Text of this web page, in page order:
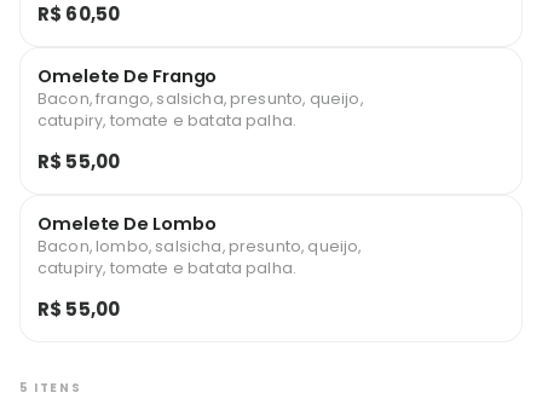
R$ 60,50
Omelete De Frango
Bacon, frango, salsicha, presunto, queijo,
catupiry, tomate e batata palha.
R$ 55,00
Omelete De Lombo
Bacon, lombo, salsicha, presunto, queijo,
catupiry, tomate e batata palha.
R$ 55,00
5 ITENS